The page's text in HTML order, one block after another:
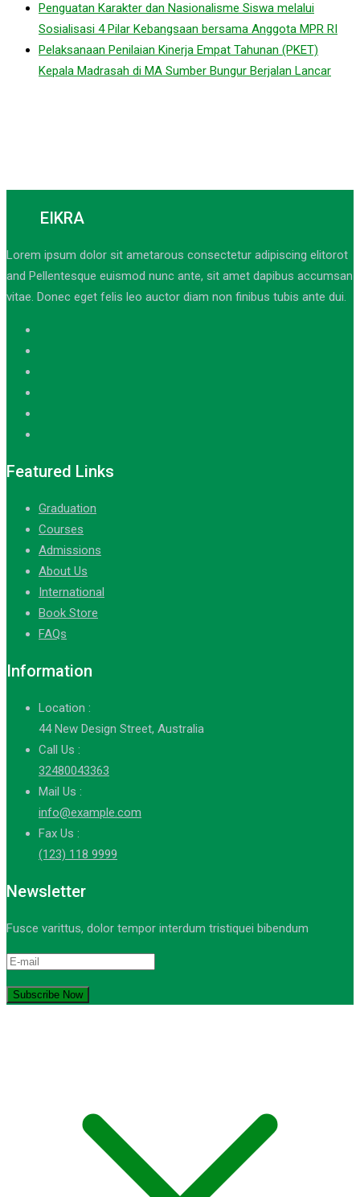
Penguatan Karakter dan Nasionalisme Siswa melalui
Sosialisasi 4 Pilar Kebangsaan bersama Anggota MPR RI
Pelaksanaan Penilaian Kinerja Empat Tahunan (PKET)
Kepala Madrasah di MA Sumber Bungur Berjalan Lancar
EIKRA
Lorem ipsum dolor sit ametarous consectetur adipiscing elitorot
and Pellentesque euismod nunc ante, sit amet dapibus accumsan
vitae. Donec eget felis leo auctor diam non finibus tubis ante dui.
Featured Links
Graduation
Courses
Admissions
About Us
International
Book Store
FAQs
Information
Location :
44 New Design Street, Australia
Call Us :
32480043363
Mail Us :
info@example.com
Fax Us :
(123) 118 9999
Newsletter
Fusce varittus, dolor tempor interdum tristiquei bibendum